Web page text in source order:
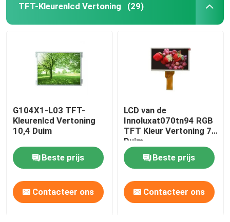
TFT-Kleurenlcd Vertoning (29)
G104X1-L03 TFT-
Kleurenlcd Vertoning
10,4 Duim
Beste prijs
Contacteer ons
LCD van de
Innoluxat070tn94 RGB
TFT Kleur Vertoning 7
Duim
Beste prijs
Contacteer ons